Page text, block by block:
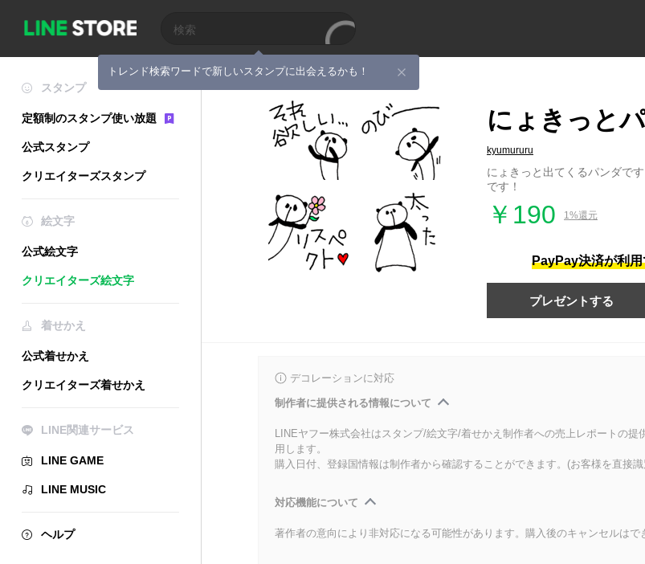
トレンド検索ワードで新しいスタンプに出会えるかも！
スタンプ
定額制のスタンプ使い放題
公式スタンプ
クリエイターズスタンプ
絵文字
公式絵文字
クリエイターズ絵文字
着せかえ
公式着せかえ
クリエイターズ着せかえ
LINE関連サービス
LINE GAME
LINE MUSIC
ヘルプ
にょきっと
kyumururu
にょきっと出てくるパンダで
です！
￥190 1%還元
PayPay決済が利
プレゼントする
デコレーションに対応
制作者に提供される情報について
LINEヤフー株式会社はスタンプ/絵文字/着せかえ制作者への売上レポートの提
用します。
購入日付、登録国情報は制作者から確認することができます。(お客様を直接
対応機能について
著作者の意向により非対応になる可能性があります。購入後のキャンセルはで